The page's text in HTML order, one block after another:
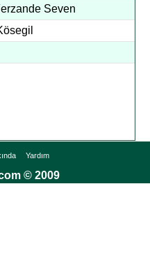
Seven
Yardım
© 2009